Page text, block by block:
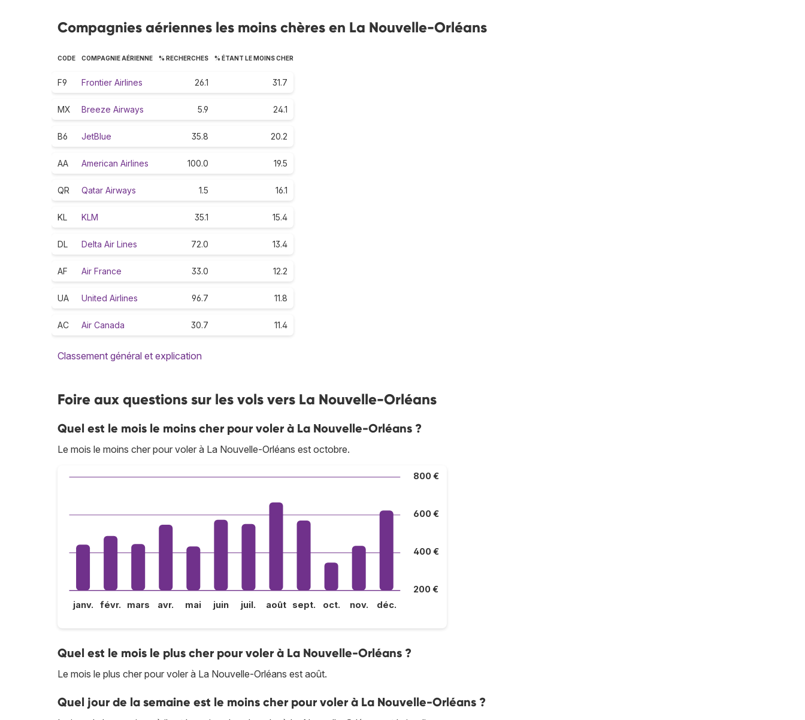
Compagnies aériennes les moins chères en La Nouvelle-Orléans
CODE COMPAGNIE AÉRIENNE % RECHERCHES % ÉTANT LE MOINS CHER
F9 Frontier Airlines 26.1 31.7
MX Breeze Airways 5.9 24.1
B6 JetBlue 35.8 20.2
AA American Airlines 100.0 19.5
QR Qatar Airways 1.5 16.1
KL KLM 35.1 15.4
DL Delta Air Lines 72.0 13.4
AF Air France 33.0 12.2
UA United Airlines 96.7 11.8
AC Air Canada 30.7 11.4
Classement général et explication
Foire aux questions sur les vols vers La Nouvelle-Orléans
Quel est le mois le moins cher pour voler à La Nouvelle-Orléans ?
Le mois le moins cher pour voler à La Nouvelle-Orléans est octobre.
200 €
400 €
600 €
800 €
janv. févr. mars avr. mai juin juil. août sept. oct. nov. déc.
Quel est le mois le plus cher pour voler à La Nouvelle-Orléans ?
Le mois le plus cher pour voler à La Nouvelle-Orléans est août.
Quel jour de la semaine est le moins cher pour voler à La Nouvelle-Orléans ?